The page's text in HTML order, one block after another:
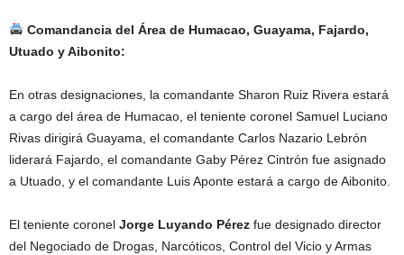
Comandancia del Área de Humacao, Guayama, Fajardo,
Utuado y Aibonito:
En otras designaciones, la comandante Sharon Ruiz Rivera estará
a cargo del área de Humacao, el teniente coronel Samuel Luciano
Rivas dirigirá Guayama, el comandante Carlos Nazario Lebrón
liderará Fajardo, el comandante Gaby Pérez Cintrón fue asignado
a Utuado, y el comandante Luis Aponte estará a cargo de Aibonito.
El teniente coronel Jorge Luyando Pérez fue designado director
del Negociado de Drogas, Narcóticos, Control del Vicio y Armas